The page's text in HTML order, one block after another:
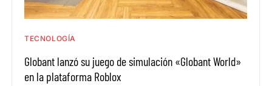
TECNOLOGÍA
Globant lanzó su juego de simulación «Globant World»
en la plataforma Roblox